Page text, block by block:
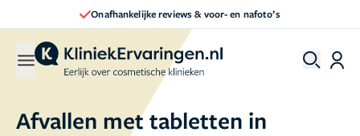
Onafhankelijke reviews & voor- en nafoto’s
Afvallen met tabletten in